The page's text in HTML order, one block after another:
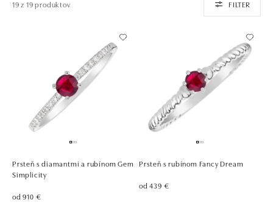
19 z 19 produktov FILTER
Prsteň s diamantmi a rubínom Gem
Simplicity
od 910 €
Prsteň s rubínom Fancy Dream
od 439 €